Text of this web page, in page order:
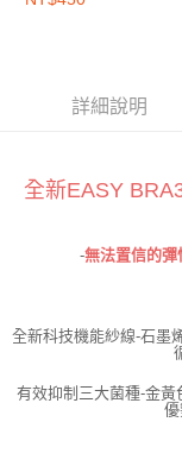
３．未成年的使用者請
請求用戶進行身份認證。
詳細說明
全新EASY
-無法置信的彈
全新科技機能紗線-石墨
有效抑制三大菌種-金